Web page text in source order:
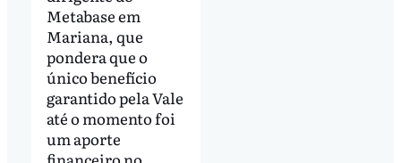
Metabase em
Mariana, que
pondera que o
único benefício
garantido pela Vale
até o momento foi
um aporte